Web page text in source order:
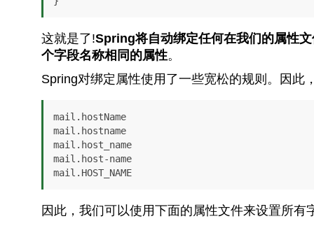
这就是了!Spring将自动绑定任何在我们的属性
个字段名称相同的属性。
Spring对绑定属性使用了一些宽松的规则。因此
mail.hostName
mail.hostname
mail.host_name
mail.host-name
mail.HOST_NAME
因此，我们可以使用下面的属性文件来设置所有